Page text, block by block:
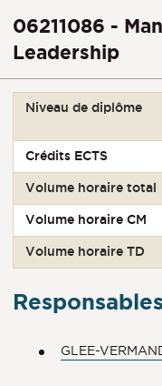
06211086 -
Leadership
Niveau de diplôme
Crédits ECTS
Volume horaire total
Volume horaire CM
Volume horaire TD
Responsables
GLEE-